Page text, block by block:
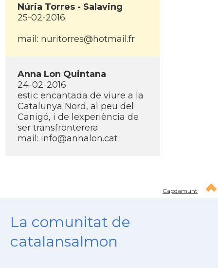
Núria Torres - Salaving
25-02-2016
mail: nuritorres@hotmail.fr
Anna Lon Quintana
24-02-2016
estic encantada de viure a la
Catalunya Nord, al peu del
Canigó, i de lexperiència de
ser transfronterera
mail: info@annalon.cat
Capdamunt
La comunitat de
catalansalmon